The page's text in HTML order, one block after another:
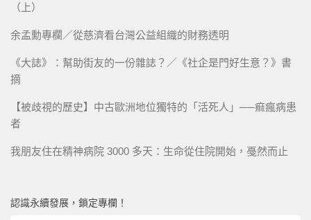
（上）
余孟勳專欄／從慈濟看台灣公益組織的財務透明
《大誌》：幫助街友的一份雜誌？／《社企是門好生意？》書
摘
【被歧視的歷史】中古歐洲地位獨特的「活死人」──痲瘋病患
者
我朋友住在精神病院 3000 多天：生命從住院開始，戞然而止
認識永續發展，鎖定專欄！